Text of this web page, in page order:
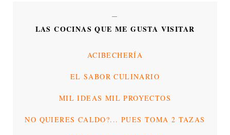
LAS COCINAS QUE ME GUSTA VISITAR
ACIBECHERÍA
EL SABOR CULINARIO
MIL IDEAS MIL PROYECTOS
NO QUIERES CALDO?... PUES TOMA 2 TAZAS